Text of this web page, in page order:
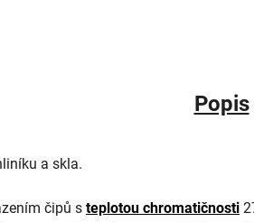
Popis
a skla.
čipů s teplotou chromatičnosti